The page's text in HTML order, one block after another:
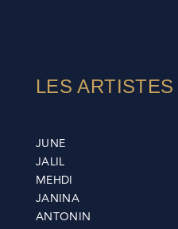
LES ARTISTES
JUNE
JALIL
MEHDI
JANINA
ANTONIN